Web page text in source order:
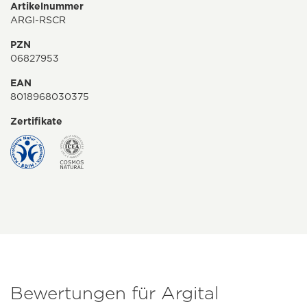
Artikelnummer
ARGI-RSCR
PZN
06827953
EAN
8018968030375
Zertifikate
Bewertungen für Argital